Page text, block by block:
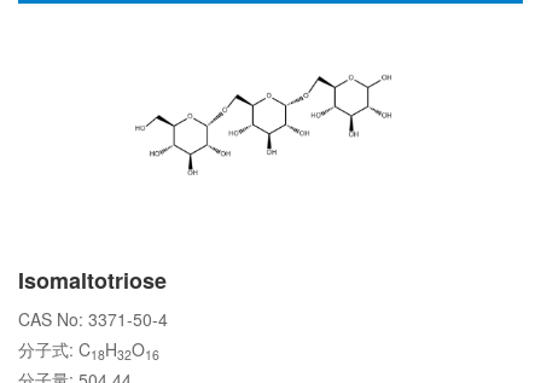
Isomaltotriose
CAS No: 3371-50-4
分子式: C18H32O16